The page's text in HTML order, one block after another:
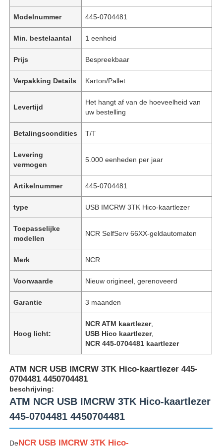
Modelnummer 445-0704481
Min. bestelaantal 1 eenheid
Prijs Bespreekbaar
Verpakking Details Karton/Pallet
Levertijd
Het hangt af van de hoeveelheid van
uw bestelling
Betalingscondities T/T
Levering
vermogen
5.000 eenheden per jaar
Artikelnummer 445-0704481
type USB IMCRW 3TK Hico-kaartlezer
Toepasselijke
modellen
NCR SelfServ 66XX-geldautomaten
Merk NCR
Voorwaarde Nieuw origineel, gerenoveerd
Garantie 3 maanden
Hoog licht:
NCR ATM kaartlezer,
USB Hico kaartlezer,
NCR 445-0704481 kaartlezer
ATM NCR USB IMCRW 3TK Hico-kaartlezer 445-
0704481 4450704481
beschrijving:
ATM NCR USB IMCRW 3TK Hico-kaartlezer
445-0704481 4450704481
DeNCR USB IMCRW 3TK Hico-